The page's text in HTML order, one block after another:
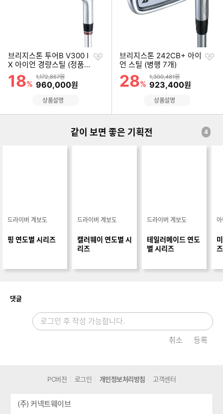
브리지스톤 투어B V300 I
X 아이언 경량스틸 (정품 7
개)
할인률
18%
상품금액
1,172,857원
할인금액
960,000원
찜
상품설명
브리지스톤 242CB+ 아이
언 스틸 (병행 7개)
할인률
28%
상품금액
1,300,481원
할인금액
923,400원
찜
상품설명
같이 보면 좋은 기획전 4
댓글개
취소 등록
PC버전 로그인 개인정보처리방침 고객센터
(주) 커넥트웨이브